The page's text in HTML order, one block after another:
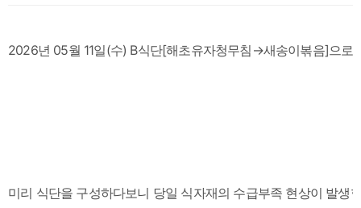
2026년 05월 11일(수) B식단[해초유자청무침→새송이볶음]으로
미리 식단을 구성하다보니 당일 식자재의 수급부족 현상이 발생